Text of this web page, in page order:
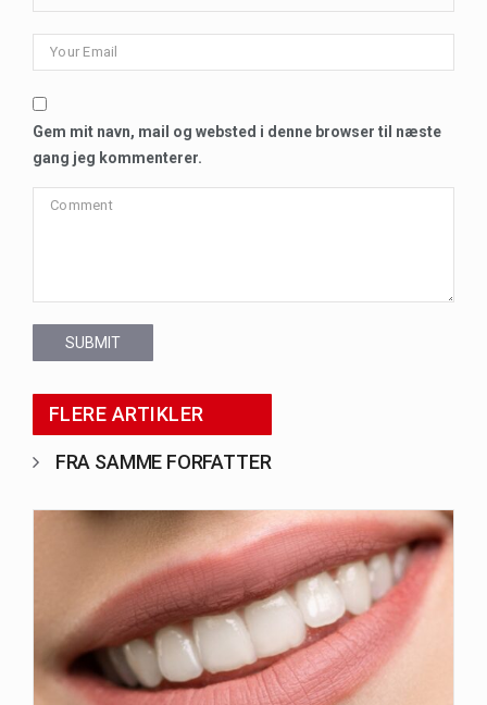
Gem mit navn, mail og websted i denne browser til næste
gang jeg kommenterer.
SUBMIT
FLERE ARTIKLER
FRA SAMME FORFATTER